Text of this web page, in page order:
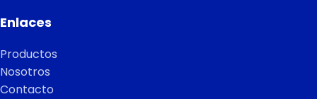
Enlaces
Productos
Nosotros
Contacto